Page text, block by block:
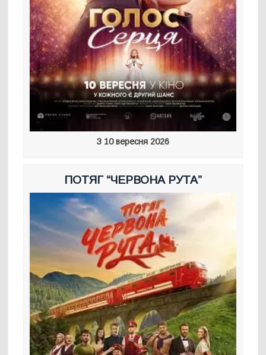
З 10 вересня 2026
ПОТЯГ “ЧЕРВОНА РУТА”